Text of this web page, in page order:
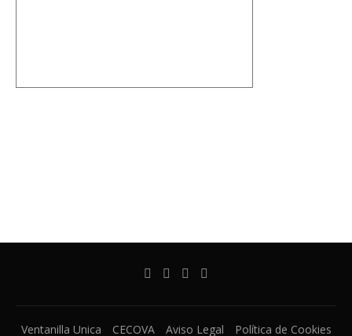
Ventanilla Unica CECOVA Aviso Legal Política de Cookies